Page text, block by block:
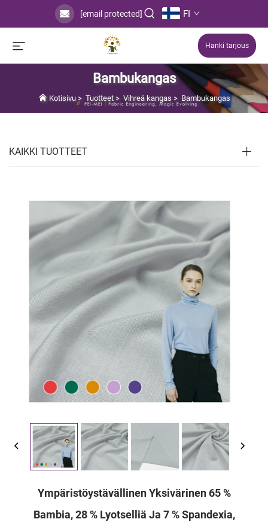
[email protected] FI
Hanki tarjous
Bambukangas
Kotisivu> Tuotteet> Vihreä kangas > Bambukangas
KAIKKI TUOTTEET
Ympäristöystävällinen Yksivärinen 65 %
Bambia, 28 % Lyotselliä Ja 7 % Spandexia,